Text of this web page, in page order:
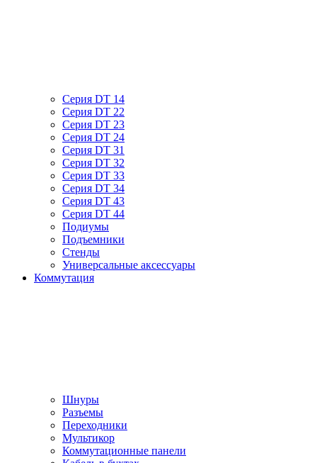
Серия DT 14
Серия DT 22
Серия DT 23
Серия DT 24
Серия DT 31
Серия DT 32
Серия DT 33
Серия DT 34
Серия DT 43
Серия DT 44
Подиумы
Подъемники
Стенды
Универсальные аксессуары
Коммутация
Шнуры
Разъемы
Переходники
Мультикор
Коммутационные панели